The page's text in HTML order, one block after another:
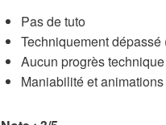
Pas de tuto
Techniquement
Aucun progrès
Maniabilité et